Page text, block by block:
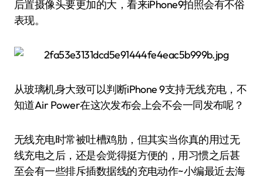
后置摄像头要更加的大，看来iPhone9拍照会有不俗
表现。
从玻璃机身大致可以判断iPhone 9支持无线充电，不
知道Air Power在这次发布会上会不会一同发布呢？
无线充电时常被吐槽鸡肋，但其实当你真的用过无
线充电之后，还是会觉得挺方便的，用习惯之后甚
至会有一些排斥插数据线的充电动作~小编最近去海